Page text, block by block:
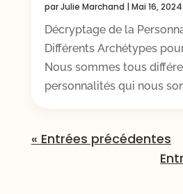
parJulie Marchand | Mai 16, 2024
Décryptage de la
Différents Archétypes
Nous sommes tous
personnalités qui nous
« Entrées précédentes